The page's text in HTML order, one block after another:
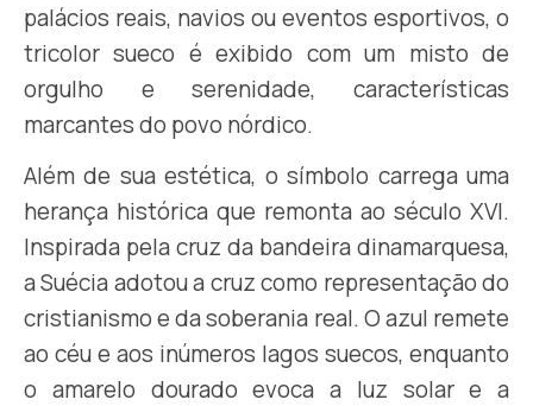
palácios reais, navios ou eventos esportivos, o
tricolor sueco é exibido com um misto de
orgulho e serenidade, características
marcantes do povo nórdico.
Além de sua estética, o símbolo carrega uma
herança histórica que remonta ao século XVI.
Inspirada pela cruz da bandeira dinamarquesa,
a Suécia adotou a cruz como representação do
cristianismo e da soberania real. O azul remete
ao céu e aos inúmeros lagos suecos, enquanto
o amarelo dourado evoca a luz solar e a